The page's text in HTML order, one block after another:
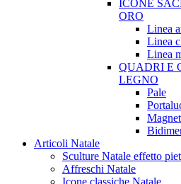
ICONE
ORO
Linea
Linea
Linea
QUADRI E
LEGNO
Pale
Articoli Natale
Sculture Natale effetto
Affreschi Natale
Icone classiche Natale